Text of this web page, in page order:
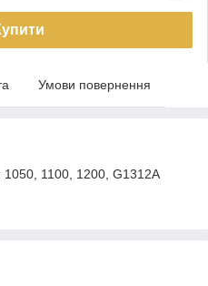
Умови повернення
1100, 1200, G1312A